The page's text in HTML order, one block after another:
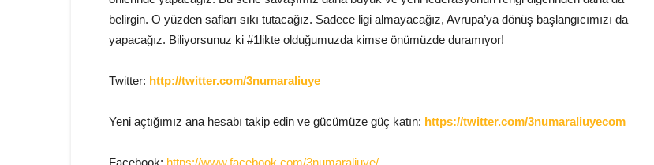
belirgin. O yüzden safları sıkı tutacağız. Sadece ligi almayacağız, Avrupa’ya dönüş başlangıcımızı da
yapacağız. Biliyorsunuz ki #1likte olduğumuzda kimse önümüzde duramıyor!
Twitter: http://twitter.com/3numaraliuye
Yeni açtığımız ana hesabı takip edin ve gücümüze güç katın: https://twitter.com/3numaraliuyecom
Facebook: https://www.facebook.com/3numaraliuye/